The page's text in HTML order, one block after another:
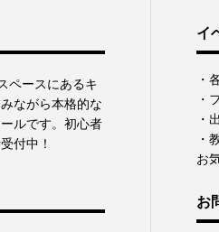
ペースにあるキ
ながら本格的な
ルです。初心者
付中！
イ
・
・
・
・
お
お